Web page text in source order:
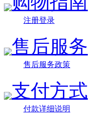
注册登录
售后服务
售后服务政策
支付方式
付款详细说明